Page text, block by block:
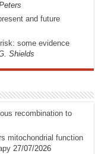
and future
some evidence
Shields
recombination to
mitochondrial function
27/07/2026